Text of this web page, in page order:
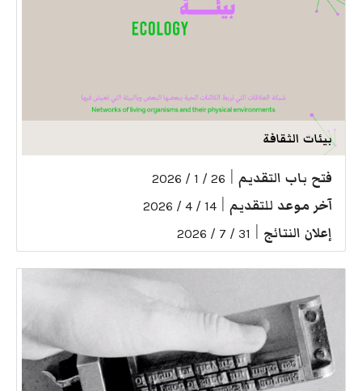
بيئات الثقافة
فتح باب التقديم 26 / 1 / 2026
آخر موعد للتقديم 14 / 4 / 2026
إعلان النتائج 31 / 7 / 2026